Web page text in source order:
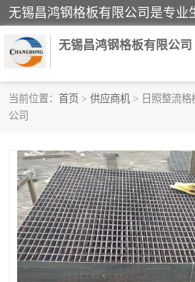
无锡昌鸿钢格板有限公司
当前位置： 首页 > 供应商机 > 日照整流格
公司
镀锌钢格板
踏步板 水
栏杆 钢
齿形钢格板 钢
热镀锌钢格板 复